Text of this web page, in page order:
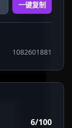
一键复制
1082601881
6/100